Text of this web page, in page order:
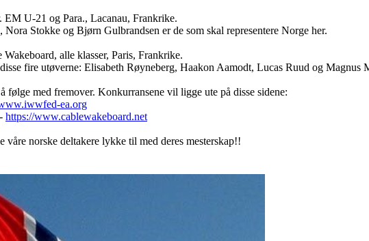
EM U-21 og Para., Lacanau, Frankrike.
Nora Stokke og Bjørn Gulbrandsen er de som skal representere Norge her.
alle klasser, Paris, Frankrike.
fire utøverne: Elisabeth Røyneberg, Haakon Aamodt, Lucas Ruud og Magnus
følge med fremover. Konkurransene vil ligge ute på disse sidene:
ea.org
https://www.cablewakeboard.net
våre norske deltakere lykke til med deres mesterskap!!